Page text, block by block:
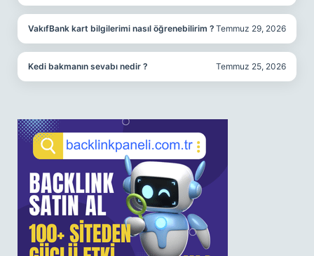
VakıfBank kart bilgilerimi nasıl öğrenebilirim ? Temmuz 29, 2026
Kedi bakmanın sevabı nedir ? Temmuz 25, 2026